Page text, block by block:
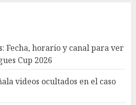
Fecha, horario y canal para ver
Cup 2026
videos ocultados en el caso
Colombia despide al gobierno
de cambio de Gustavo Petro
transformaciones y desafíos